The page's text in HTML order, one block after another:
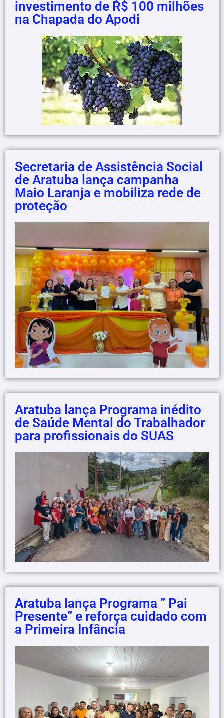
investimento de R$ 100 milhões
na Chapada do Apodi
Secretaria de Assistência Social
de Aratuba lança campanha
Maio Laranja e mobiliza rede de
proteção
Aratuba lança Programa inédito
de Saúde Mental do Trabalhador
para profissionais do SUAS
Aratuba lança Programa ” Pai
Presente” e reforça cuidado com
a Primeira Infância